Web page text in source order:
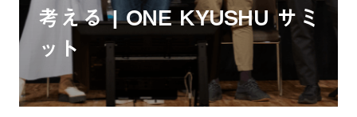
考える | ONE KYUSHU サミ
ット